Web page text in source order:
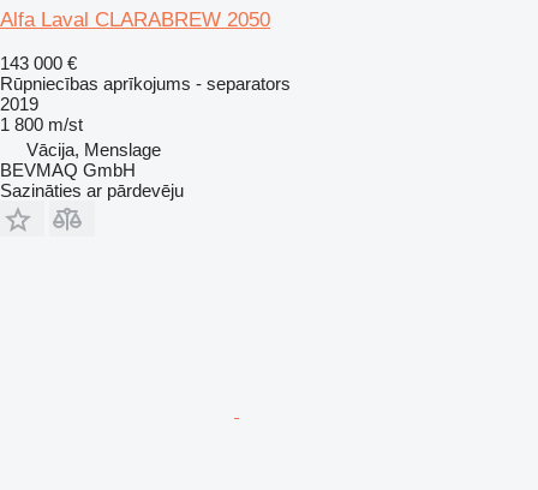
Alfa Laval CLARABREW 2050
143 000 €
Rūpniecības aprīkojums - separators
2019
1 800 m/st
Vācija, Menslage
BEVMAQ GmbH
Sazināties ar pārdevēju